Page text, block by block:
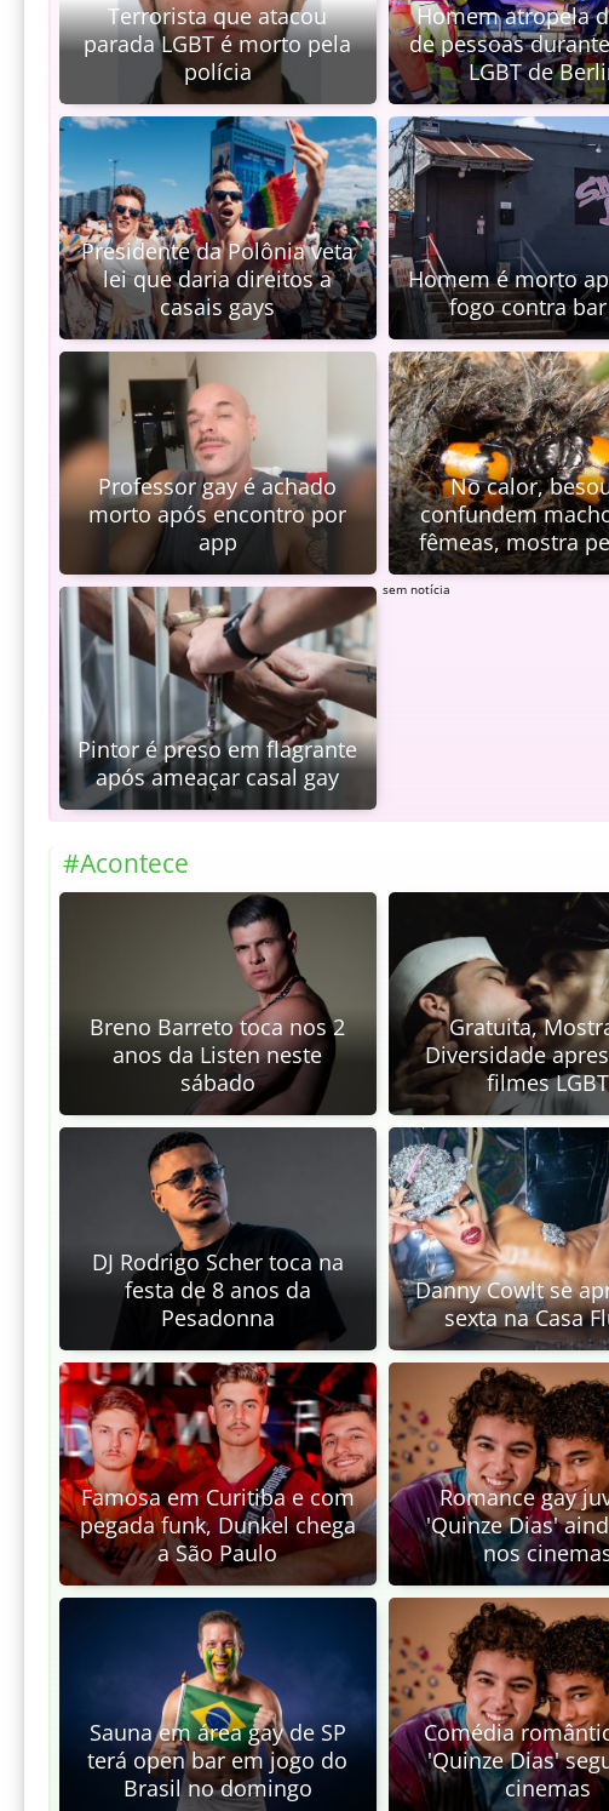
Terrorista que atacou
parada LGBT é morto pela
polícia
Homem atropela
de pessoas
LGBT de
Presidente da Polônia veta
lei que daria direitos a
casais gays
Homem é morto
fogo contra
Professor gay é achado
morto após encontro por
app
No calor,
confundem
fêmeas, mostra
Pintor é preso em flagrante
após ameaçar casal gay
sem notícia
#Acontece
Breno Barreto toca nos 2
anos da Listen neste
sábado
Gratuita,
Diversidade
filmes LGBT
DJ Rodrigo Scher toca na
festa de 8 anos da
Pesadonna
Danny Cowlt se
sexta na Casa
Famosa em Curitiba e com
pegada funk, Dunkel chega
a São Paulo
Romance gay
'Quinze Dias'
nos
Sauna em área gay de SP
terá open bar em jogo do
Brasil no domingo
Comédia
'Quinze Dias'
cinemas